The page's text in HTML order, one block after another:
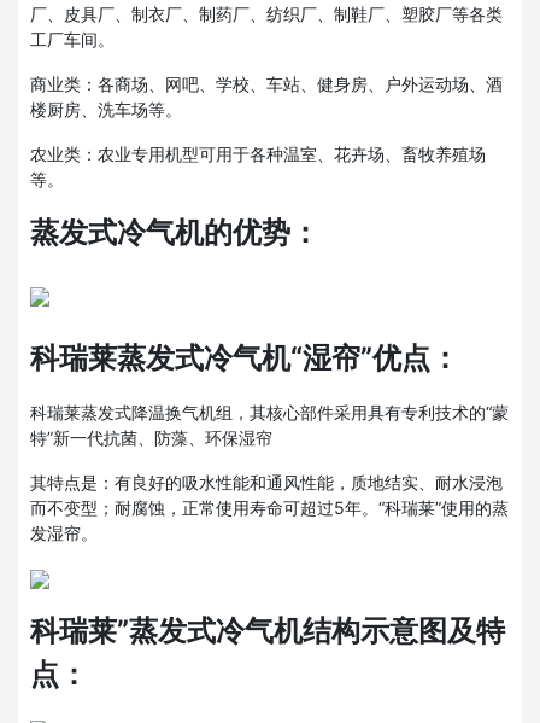
厂、皮具厂、制衣厂、制药厂、纺织厂、制鞋厂、塑胶厂等各类
工厂车间。
商业类：各商场、网吧、学校、车站、健身房、户外运动场、酒
楼厨房、洗车场等。
农业类：农业专用机型可用于各种温室、花卉场、畜牧养殖场
等。
蒸发式冷气机的优势：
科瑞莱蒸发式冷气机“湿帘”优点：
科瑞莱蒸发式降温换气机组，其核心部件采用具有专利技术的“蒙
特”新一代抗菌、防藻、环保湿帘
其特点是：有良好的吸水性能和通风性能，质地结实、耐水浸泡
而不变型；耐腐蚀，正常使用寿命可超过5年。“科瑞莱”使用的蒸
发湿帘。
科瑞莱”蒸发式冷气机结构示意图及特
点：